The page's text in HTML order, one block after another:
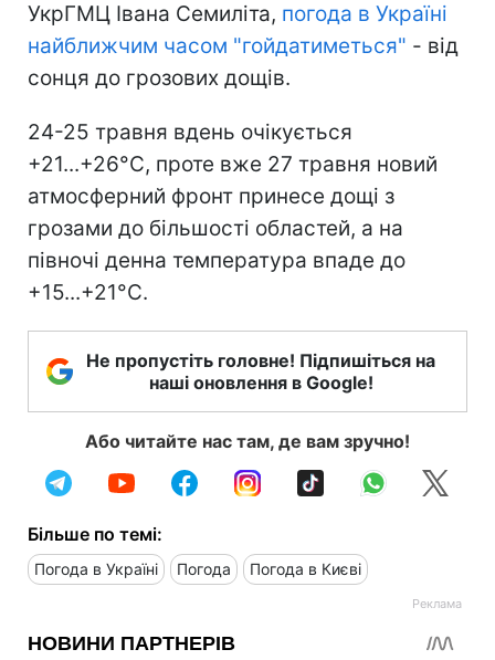
УкрГМЦ Івана Семиліта, погода в Україні
найближчим часом "гойдатиметься" - від
сонця до грозових дощів.
24-25 травня вдень очікується
+21...+26°С, проте вже 27 травня новий
атмосферний фронт принесе дощі з
грозами до більшості областей, а на
півночі денна температура впаде до
+15...+21°С.
Не пропустіть головне! Підпишіться на
наші оновлення в Google!
Або читайте нас там, де вам зручно!
Більше по темі:
Погода в Україні Погода Погода в Києві